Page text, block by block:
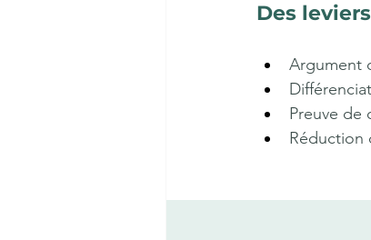
Des
Argument
Preuve de
Réduction